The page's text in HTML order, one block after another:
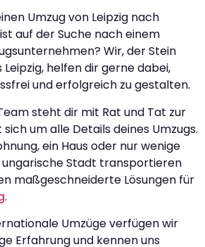
Umzug von Leipzig nach
auf der Suche nach einem
Wir, der Stein
Leipzig, helfen dir gerne dabei,
und erfolgreich zu gestalten.
steht dir mit Rat und Tat zur
um alle Details deines Umzugs.
ein Haus oder nur wenige
ungarische Stadt transportieren
maßgeschneiderte Lösungen für
.
Umzüge verfügen wir
Erfahrung und kennen uns